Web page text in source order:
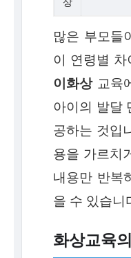
많은 부모들
이 연령별 차
이화상교육
아이의 발달
공하는 것입
용을 가르치
내용만 반복
을 수 있습니
화상교육